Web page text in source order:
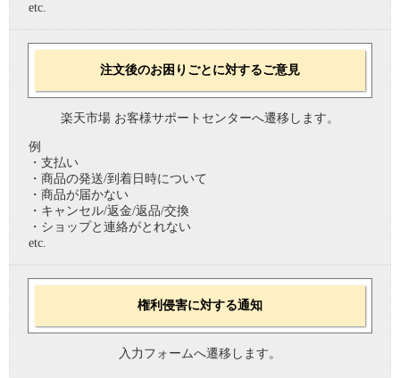
etc.
注文後のお困りごとに対するご意見
楽天市場 お客様サポートセンターへ遷移します。
例
・支払い
・商品の発送/到着日時について
・商品が届かない
・キャンセル/返金/返品/交換
・ショップと連絡がとれない
etc.
権利侵害に対する通知
入力フォームへ遷移します。